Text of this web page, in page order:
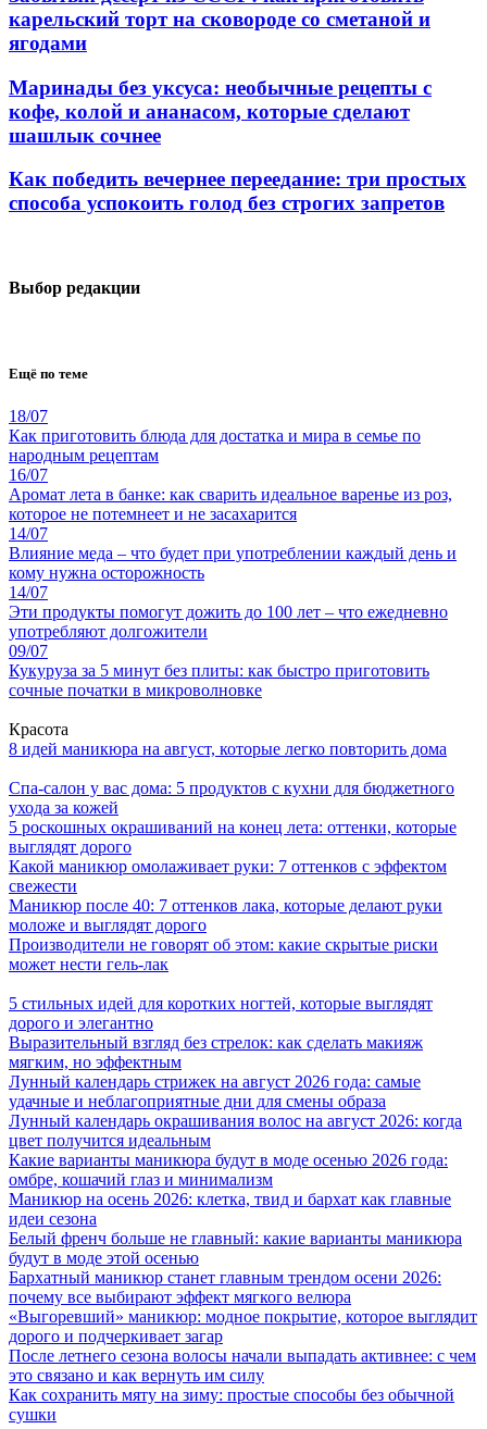
карельский торт на сковороде со сметаной и
ягодами
Маринады без уксуса: необычные рецепты с
кофе, колой и ананасом, которые сделают
шашлык сочнее
Как победить вечернее переедание: три простых
способа успокоить голод без строгих запретов
Выбор редакции
Ещё по теме
18/07
Как приготовить блюда для достатка и мира в семье по
народным рецептам
16/07
Аромат лета в банке: как сварить идеальное варенье из роз,
которое не потемнеет и не засахарится
14/07
Влияние меда – что будет при употреблении каждый день и
кому нужна осторожность
14/07
Эти продукты помогут дожить до 100 лет – что ежедневно
употребляют долгожители
09/07
Кукуруза за 5 минут без плиты: как быстро приготовить
сочные початки в микроволновке
Красота
8 идей маникюра на август, которые легко повторить дома
Спа-салон у вас дома: 5 продуктов с кухни для бюджетного
ухода за кожей
5 роскошных окрашиваний на конец лета: оттенки, которые
выглядят дорого
Какой маникюр омолаживает руки: 7 оттенков с эффектом
свежести
Маникюр после 40: 7 оттенков лака, которые делают руки
моложе и выглядят дорого
Производители не говорят об этом: какие скрытые риски
может нести гель-лак
5 стильных идей для коротких ногтей, которые выглядят
дорого и элегантно
Выразительный взгляд без стрелок: как сделать макияж
мягким, но эффектным
Лунный календарь стрижек на август 2026 года: самые
удачные и неблагоприятные дни для смены образа
Лунный календарь окрашивания волос на август 2026: когда
цвет получится идеальным
Какие варианты маникюра будут в моде осенью 2026 года:
омбре, кошачий глаз и минимализм
Маникюр на осень 2026: клетка, твид и бархат как главные
идеи сезона
Белый френч больше не главный: какие варианты маникюра
будут в моде этой осенью
Бархатный маникюр станет главным трендом осени 2026:
почему все выбирают эффект мягкого велюра
«Выгоревший» маникюр: модное покрытие, которое выглядит
дорого и подчеркивает загар
После летнего сезона волосы начали выпадать активнее: с чем
это связано и как вернуть им силу
Как сохранить мяту на зиму: простые способы без обычной
сушки